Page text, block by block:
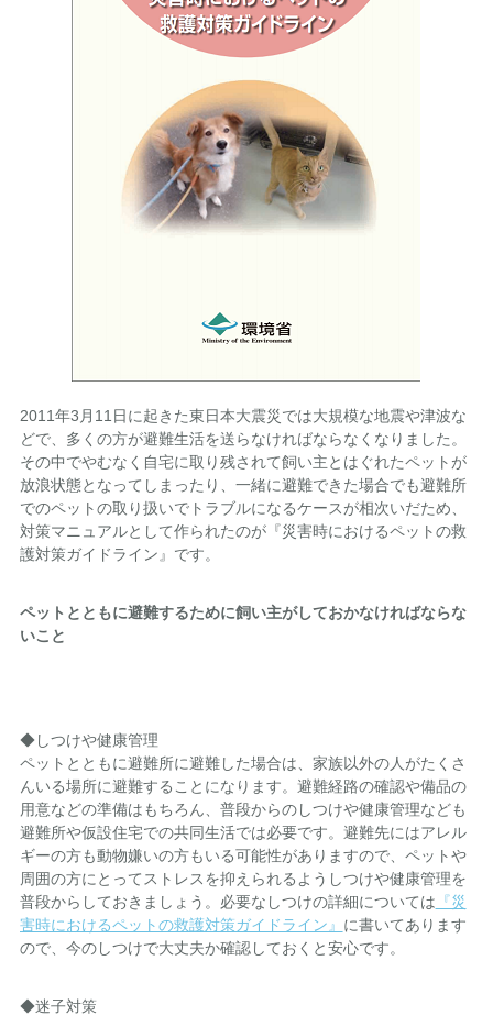
2011年3月11日に起きた東日本大震災では大規模な地震や津波な
どで、多くの方が避難生活を送らなければならなくなりました。
その中でやむなく自宅に取り残されて飼い主とはぐれたペットが
放浪状態となってしまったり、一緒に避難できた場合でも避難所
でのペットの取り扱いでトラブルになるケースが相次いだため、
対策マニュアルとして作られたのが『災害時におけるペットの救
護対策ガイドライン』です。
ペットとともに避難するために飼い主がしておかなければならな
いこと
◆しつけや健康管理
ペットとともに避難所に避難した場合は、家族以外の人がたくさ
んいる場所に避難することになります。避難経路の確認や備品の
用意などの準備はもちろん、普段からのしつけや健康管理なども
避難所や仮設住宅での共同生活では必要です。避難先にはアレル
ギーの方も動物嫌いの方もいる可能性がありますので、ペットや
周囲の方にとってストレスを抑えられるようしつけや健康管理を
普段からしておきましょう。必要なしつけの詳細については 『災
害時におけるペットの救護対策ガイドライン』 に書いてあります
ので、今のしつけで大丈夫か確認しておくと安心です。
◆迷子対策